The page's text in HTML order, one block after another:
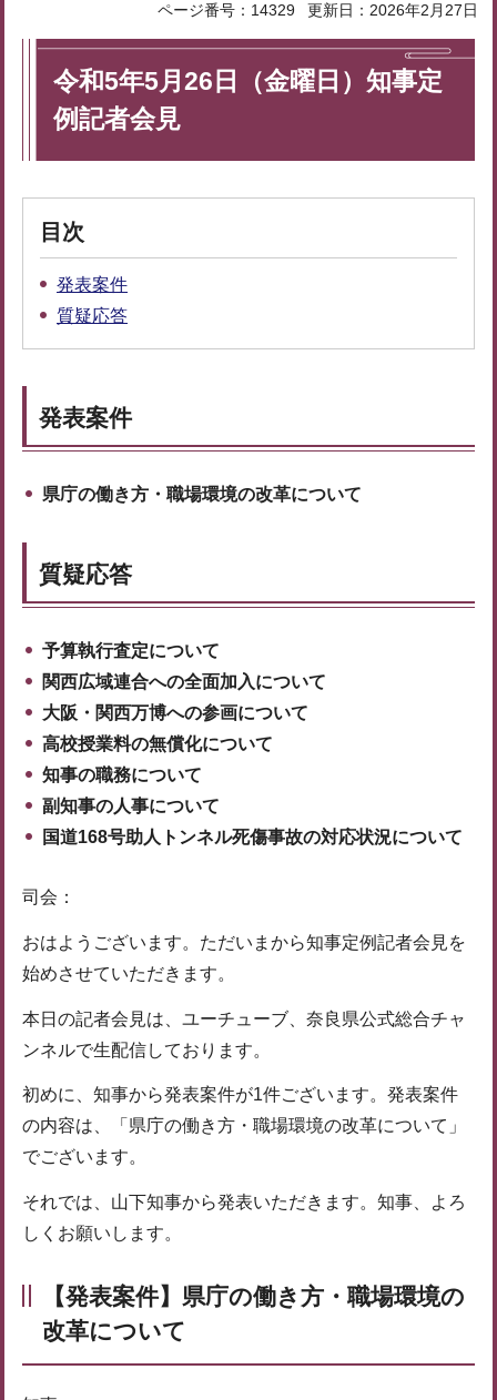
ページ番号：14329 更新日：2026年2月27日
令和5年5月26日（金曜日）知事定
例記者会見
目次
発表案件
質疑応答
発表案件
県庁の働き方・職場環境の改革について
質疑応答
予算執行査定について
関西広域連合への全面加入について
大阪・関西万博への参画について
高校授業料の無償化について
知事の職務について
副知事の人事について
国道168号助人トンネル死傷事故の対応状況について
司会：
おはようございます。ただいまから知事定例記者会見を
始めさせていただきます。
本日の記者会見は、ユーチューブ、奈良県公式総合チャ
ンネルで生配信しております。
初めに、知事から発表案件が1件ございます。発表案件
の内容は、「県庁の働き方・職場環境の改革について」
でございます。
それでは、山下知事から発表いただきます。知事、よろ
しくお願いします。
【発表案件】県庁の働き方・職場環境の
改革について